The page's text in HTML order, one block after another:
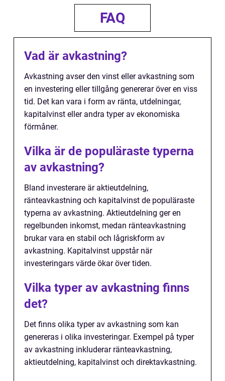
FAQ
Vad är avkastning?
Avkastning avser den vinst eller avkastning som
en investering eller tillgång genererar över en viss
tid. Det kan vara i form av ränta, utdelningar,
kapitalvinst eller andra typer av ekonomiska
förmåner.
Vilka är de populäraste typerna
av avkastning?
Bland investerare är aktieutdelning,
ränteavkastning och kapitalvinst de populäraste
typerna av avkastning. Aktieutdelning ger en
regelbunden inkomst, medan ränteavkastning
brukar vara en stabil och lågriskform av
avkastning. Kapitalvinst uppstår när
investeringars värde ökar över tiden.
Vilka typer av avkastning finns
det?
Det finns olika typer av avkastning som kan
genereras i olika investeringar. Exempel på typer
av avkastning inkluderar ränteavkastning,
aktieutdelning, kapitalvinst och direktavkastning.